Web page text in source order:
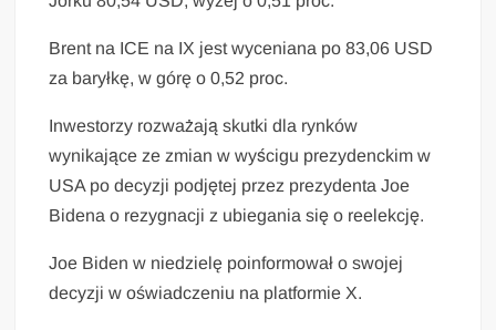
Brent na ICE na IX jest wyceniana po 83,06 USD
za baryłkę, w górę o 0,52 proc.
Inwestorzy rozważają skutki dla rynków
wynikające ze zmian w wyścigu prezydenckim w
USA po decyzji podjętej przez prezydenta Joe
Bidena o rezygnacji z ubiegania się o reelekcję.
Joe Biden w niedzielę poinformował o swojej
decyzji w oświadczeniu na platformie X.